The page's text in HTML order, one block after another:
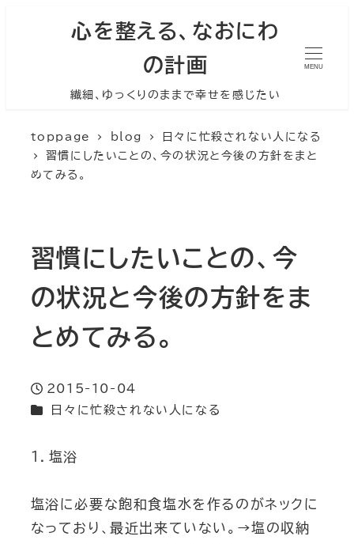
心を整える、なおにわ
の計画
繊細、ゆっくりのままで幸せを感じたい
MENU
toppage blog
日々に忙殺されない人になる
習慣にしたいことの、今の状況と今後の方針をまと
めてみる。
習慣にしたいことの、今
の状況と今後の方針をま
とめてみる。
投稿日
2015-10-04
カテゴリー
日々に忙殺されない人になる
１．塩浴
塩浴に必要な飽和食塩水を作るのがネックに
なっており、最近出来ていない。→塩の収納